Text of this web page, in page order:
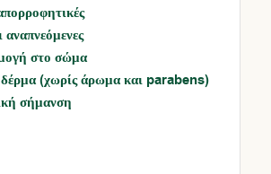
στο σώμα
(χωρίς άρωμα και parabens)
σήμανση